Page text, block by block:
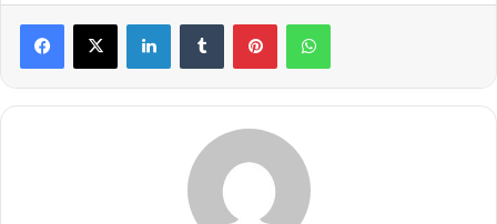
LinkedInTumblr PinterestWhatsApp